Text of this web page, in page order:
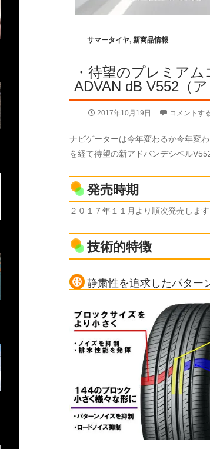
サマータイヤ, 新商品情報
・待望のプレミア
ADVAN dB V552（
2017年10月19日 コメントす
ナビゲーターは今年変わるか今年変
を経て待望の新アドバンデシベル
発売時期
２０１７年１１月より順次発売します
技術的特徴
静粛性を追求したパター